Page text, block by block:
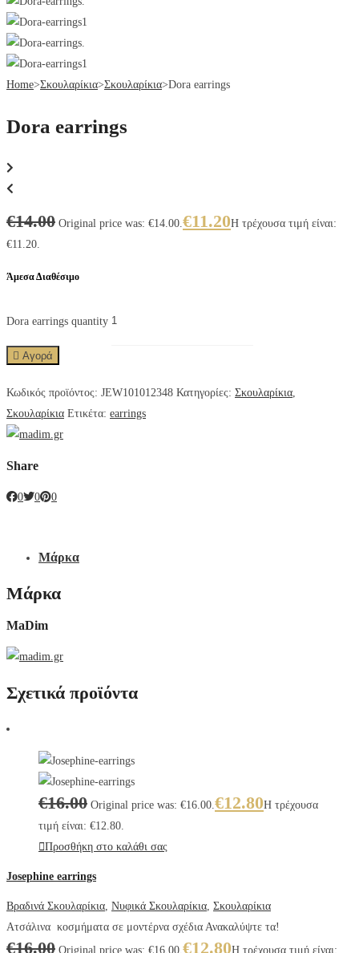
Home>Σκουλαρίκια>Σκουλαρίκια>Dora earrings
Dora earrings
€14.00 Original price was: €14.00. €11.20Η τρέχουσα τιμή είναι:
€11.20.
Άμεσα Διαθέσιμο
Dora earrings quantity
Αγορά
Κωδικός προϊόντος: JEW101012348 Κατηγορίες: Σκουλαρίκια
Σκουλαρίκια Ετικέτα: earrings
Share
0 0 0
Μάρκα
Μάρκα
MaDim
Σχετικά προϊόντα
€16.00 Original price was: €16.00.€12.80Η τρέχουσα
τιμή είναι: €12.80.
Προσθήκη στο καλάθι σας
Josephine earrings
Βραδινά Σκουλαρίκια, Νυφικά Σκουλαρίκια, Σκουλαρίκια
Ατσάλινα κοσμήματα σε μοντέρνα σχέδια Ανακαλύψτε τα!
€16.00 Original price was: €16.00.€12.80Η τρέχουσα τιμή είναι: